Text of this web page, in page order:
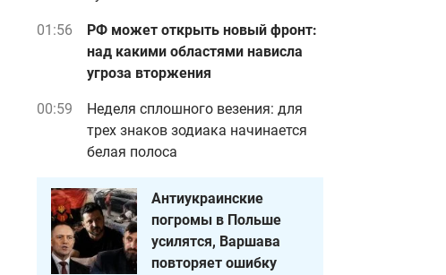
01:56
РФ может открыть новый фронт:
над какими областями нависла
угроза вторжения
00:59
Неделя сплошного везения: для
трех знаков зодиака начинается
белая полоса
Антиукраинские
погромы в Польше
усилятся, Варшава
повторяет ошибку